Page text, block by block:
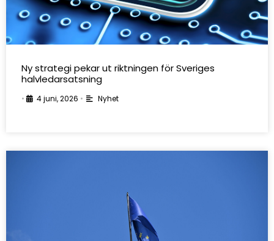
Ny strategi pekar ut riktningen för Sveriges
halvledarsatsning
• 4 juni, 2026 • Nyhet